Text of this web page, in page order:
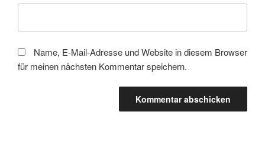
Name, E-Mail-Adresse und Website in diesem Browser
für meinen nächsten Kommentar speichern.